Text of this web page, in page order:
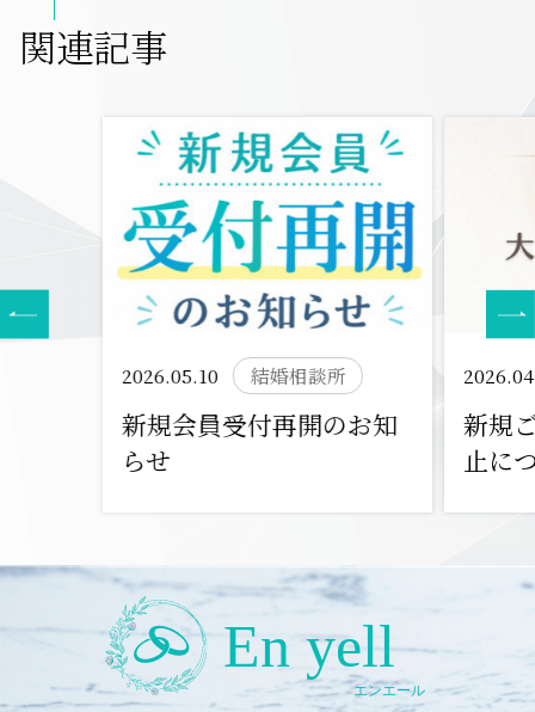
関連記事
2026.05.10 結婚相談所
新規会員受付再開のお知
らせ
新規
止に